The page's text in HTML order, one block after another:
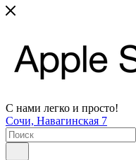
С нами легко и просто!
Сочи, Навагинская 7